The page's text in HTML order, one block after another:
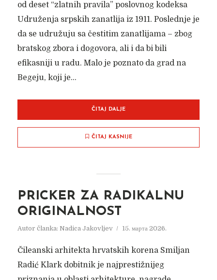
NAJVIŠE SE PROMETUJU
STANOVI I GRAĐEVINSKO
ZEMLJIŠTE
od deset “zlatnih pravila” poslovnog kodeksa
Udruženja srpskih zanatlija iz 1911. Poslednje je
da se udružuju sa čestitim zanatlijama – zbog
bratskog zbora i dogovora, ali i da bi bili
efikasniji u radu. Malo je poznato da grad na
Begeju, koji je...
ČITAJ DALJE
ČITAJ KASNIJE
PRICKER ZA RADIKALNU
ORIGINALNOST
Autor članka: Nadica Jakovljev 15. марта 2026.
Čileanski arhitekta hrvatskih korena Smiljan
Radić Klark dobitnik je najprestižnijeg